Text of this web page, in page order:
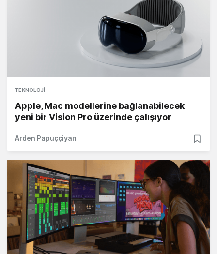
TEKNOLOJI
Apple, Mac modellerine bağlanabilecek
yeni bir Vision Pro üzerinde çalışıyor
Arden Papuççiyan